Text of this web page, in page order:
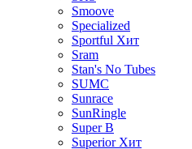
Smoove
Specialized
Sportful Хит
Sram
Stan's No Tubes
SUMC
Sunrace
SunRingle
Super B
Superior Хит